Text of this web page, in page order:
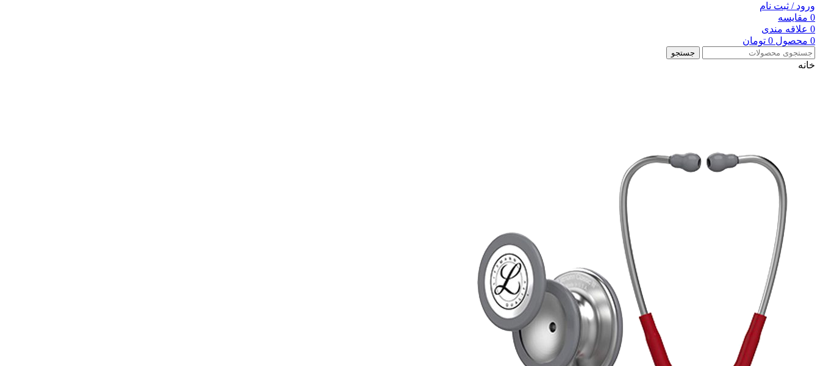
ورود / ثبت نام
0 مقایسه
0 علاقه مندی
0 محصول 0 تومان
جستجو
خانه